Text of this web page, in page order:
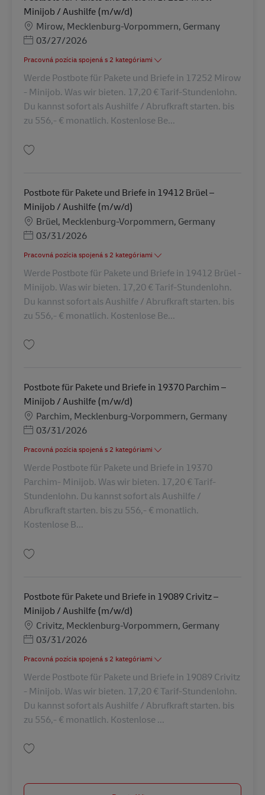
Minijob / Aushilfe (m/w/d)
MiestoMirow, Mecklenburg-Vorpommern, Germany
Posted Date
03/27/2026
Pracovná pozícia spojená s 2 kategóriami
Werde Postbote für Pakete und Briefe in 17252 Mirow
- Minijob. Was wir bieten. 17,20 € Tarif-Stundenlohn.
Du kannst sofort als Aushilfe / Abrufkraft starten. bis
zu 556,- € monatlich. Kostenlose Be...
Postbote für Pakete und Briefe in 19412 Brüel –
Minijob / Aushilfe (m/w/d)
MiestoBrüel, Mecklenburg-Vorpommern, Germany
Posted Date
03/31/2026
Pracovná pozícia spojená s 2 kategóriami
Werde Postbote für Pakete und Briefe in 19412 Brüel -
Minijob. Was wir bieten. 17,20 € Tarif-Stundenlohn.
Du kannst sofort als Aushilfe / Abrufkraft starten. bis
zu 556,- € monatlich. Kostenlose Be...
Postbote für Pakete und Briefe in 19370 Parchim –
Minijob / Aushilfe (m/w/d)
MiestoParchim, Mecklenburg-Vorpommern, Germany
Posted Date
03/31/2026
Pracovná pozícia spojená s 2 kategóriami
Werde Postbote für Pakete und Briefe in 19370
Parchim- Minijob. Was wir bieten. 17,20 € Tarif-
Stundenlohn. Du kannst sofort als Aushilfe /
Abrufkraft starten. bis zu 556,- € monatlich.
Kostenlose B...
Postbote für Pakete und Briefe in 19089 Crivitz –
Minijob / Aushilfe (m/w/d)
MiestoCrivitz, Mecklenburg-Vorpommern, Germany
Posted Date
03/31/2026
Pracovná pozícia spojená s 2 kategóriami
Werde Postbote für Pakete und Briefe in 19089 Crivitz
- Minijob. Was wir bieten. 17,20 € Tarif-Stundenlohn.
Du kannst sofort als Aushilfe / Abrufkraft starten. bis
zu 556,- € monatlich. Kostenlose ...